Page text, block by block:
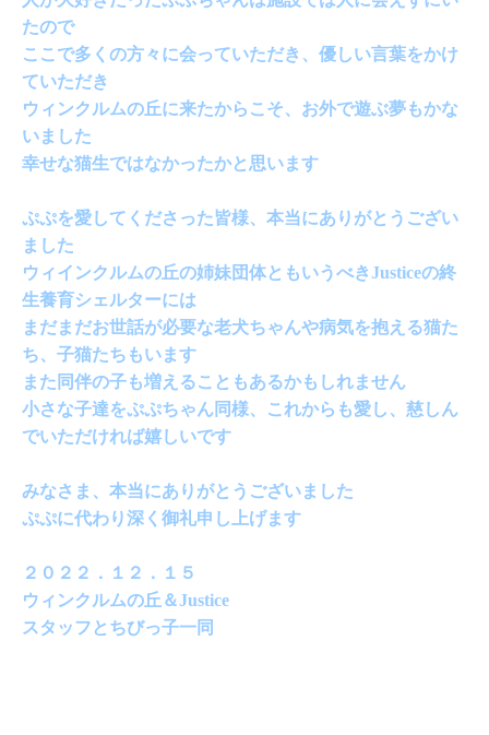
たので
ここで多くの方々に会っていただき、優しい言葉をかけ
ていただき
ウィンクルムの丘に来たからこそ、お外で遊ぶ夢もかな
いました
幸せな猫生ではなかったかと思います
ぷぷを愛してくださった皆様、本当にありがとうござい
ました
ウィインクルムの丘の姉妹団体ともいうべきJusticeの終
生養育シェルターには
まだまだお世話が必要な老犬ちゃんや病気を抱える猫た
ち、子猫たちもいます
また同伴の子も増えることもあるかもしれません
小さな子達をぷぷちゃん同様、これからも愛し、慈しん
でいただければ嬉しいです
みなさま、本当にありがとうございました
ぷぷに代わり深く御礼申し上げます
２０２２．１２．１５
ウィンクルムの丘＆Justice
スタッフとちびっ子一同